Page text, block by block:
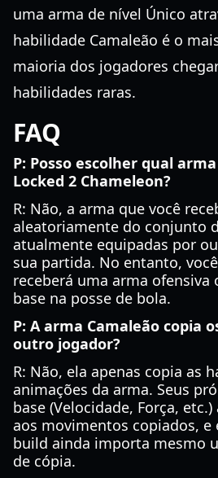
uma arma de nível Único
habilidade Camaleão é o
maioria dos jogadores
habilidades raras.
FAQ
P: Posso escolher qual
Locked 2 Chameleon?
R: Não, a arma que você
aleatoriamente do conjunto
atualmente equipadas por
sua partida. No entanto,
receberá uma arma ofensiva
base na posse de bola.
P: A arma Camaleão copia
outro jogador?
R: Não, ela apenas copia as
animações da arma. Seus
base (Velocidade, Força,
aos movimentos copiados, e
build ainda importa mesmo
de cópia.